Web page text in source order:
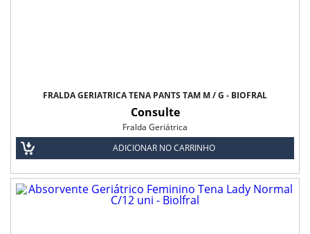
FRALDA GERIÁTRICA TENA PANTS TAM M / G - BIOFRAL
Consulte
Fralda Geriátrica
ADICIONAR NO CARRINHO